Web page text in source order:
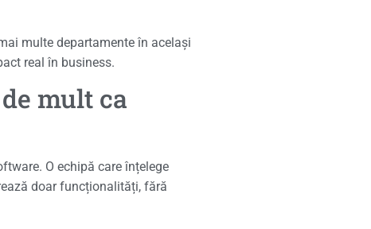
multe departamente în același
real în business.
mult ca
O echipă care înțelege
doar funcționalități, fără